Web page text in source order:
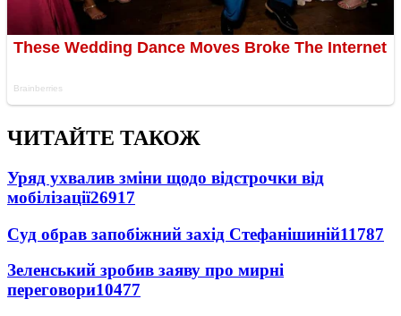
ЧИТАЙТЕ ТАКОЖ
Уряд ухвалив зміни щодо відстрочки від
мобілізації26917
Суд обрав запобіжний захід Стефанішиній11787
Зеленський зробив заяву про мирні
переговори10477